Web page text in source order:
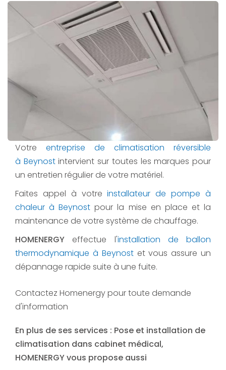
Votre entreprise de climatisation réversible
à Beynostintervient sur toutes les marques pour
un entretien régulier de votre matériel.
Faites appel à votreinstallateur de pompe à
chaleur à Beynost pour la mise en place et la
maintenance de votre système de chauffage.
HOMENERGY effectue l'installation de ballon
thermodynamique à Beynostet vous assure un
dépannage rapide suite à une fuite.
Contactez Homenergy pour toute demande
d'information
En plus de ses services : Pose et installation de
climatisation dans cabinet médical,
HOMENERGY vous propose aussi